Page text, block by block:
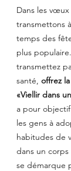
Dans les
transmettons
temps des
plus
transmettez
santé, offrez
«Viellir dans
a pour
les gens à
habitudes de
dans un corps
se démarque